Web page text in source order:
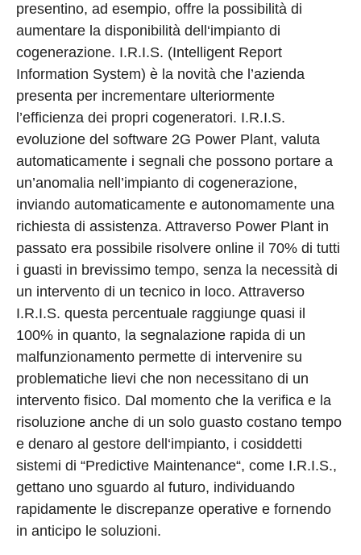
presentino, ad esempio, offre la possibilità di
aumentare la disponibilità dell‘impianto di
cogenerazione. I.R.I.S. (Intelligent Report
Information System) è la novità che l’azienda
presenta per incrementare ulteriormente
l’efficienza dei propri cogeneratori. I.R.I.S.
evoluzione del software 2G Power Plant, valuta
automaticamente i segnali che possono portare a
un’anomalia nell’impianto di cogenerazione,
inviando automaticamente e autonomamente una
richiesta di assistenza. Attraverso Power Plant in
passato era possibile risolvere online il 70% di tutti
i guasti in brevissimo tempo, senza la necessità di
un intervento di un tecnico in loco. Attraverso
I.R.I.S. questa percentuale raggiunge quasi il
100% in quanto, la segnalazione rapida di un
malfunzionamento permette di intervenire su
problematiche lievi che non necessitano di un
intervento fisico. Dal momento che la verifica e la
risoluzione anche di un solo guasto costano tempo
e denaro al gestore dell‘impianto, i cosiddetti
sistemi di “Predictive Maintenance“, come I.R.I.S.,
gettano uno sguardo al futuro, individuando
rapidamente le discrepanze operative e fornendo
in anticipo le soluzioni.